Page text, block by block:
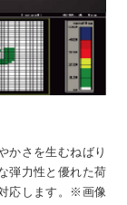
かさを生むねばり
弾力性と優れた荷
応します。※画像